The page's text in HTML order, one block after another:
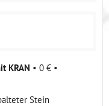
KRAN • 0 € •
Stein